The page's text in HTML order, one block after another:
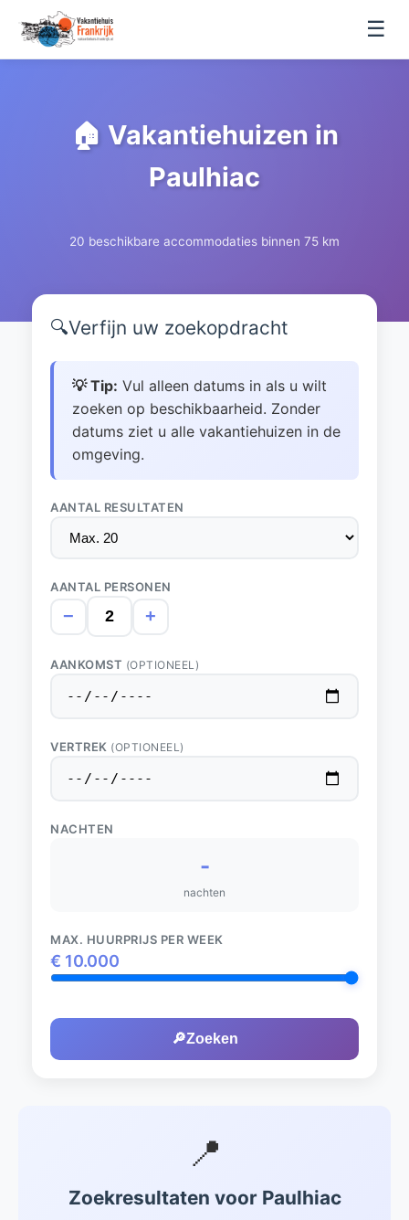
☰
🏠 Vakantiehuizen in
Paulhiac
20 beschikbare accommodaties binnen 75 km
🔍Verfijn uw zoekopdracht
💡 Tip: Vul alleen datums in als u wilt
zoeken op beschikbaarheid. Zonder
datums ziet u alle vakantiehuizen in de
omgeving.
AANTAL RESULTATEN
AANTAL PERSONEN
− +
AANKOMST (OPTIONEEL)
VERTREK (OPTIONEEL)
NACHTEN
-
nachten
MAX. HUURPRIJS PER WEEK
€ 10.000
🔎Zoeken
📍
Zoekresultaten voor Paulhiac